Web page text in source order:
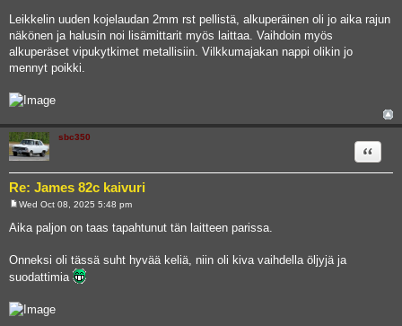
Leikkelin uuden kojelaudan 2mm rst pellistä, alkuperäinen oli jo aika rajun
näkönen ja halusin noi lisämittarit myös laittaa. Vaihdoin myös
alkuperäset vipukytkimet metallisiin. Vilkkumajakan nappi olikin jo
mennyt poikki.
sbc350
Re: James 82c kaivuri
Quote
o
s
Wed Oct 08, 2025 5:48 pm
Aika paljon on taas tapahtunut tän laitteen parissa.
Onneksi oli tässä suht hyvää keliä, niin oli kiva vaihdella öljyjä ja
suodattimia